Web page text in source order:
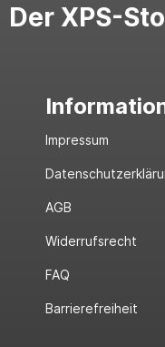
Der XPS-
Impressum
AGB
Widerrufsrecht
FAQ
Barrierefreiheit